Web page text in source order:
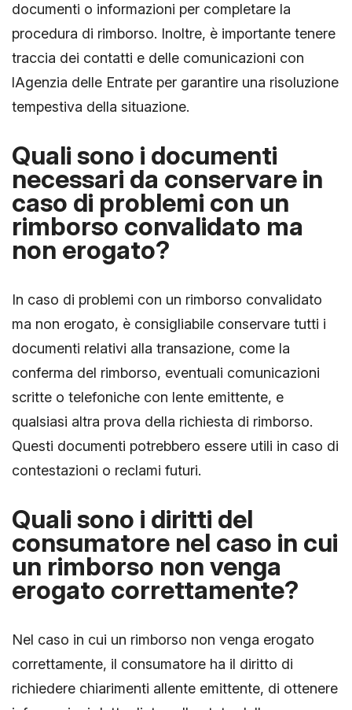
documenti o informazioni per completare la
procedura di rimborso. Inoltre, è importante tenere
traccia dei contatti e delle comunicazioni con
lAgenzia delle Entrate per garantire una risoluzione
tempestiva della situazione.
Quali sono i documenti
necessari da conservare in
caso di problemi con un
rimborso convalidato ma
non erogato?
In caso di problemi con un rimborso convalidato
ma non erogato, è consigliabile conservare tutti i
documenti relativi alla transazione, come la
conferma del rimborso, eventuali comunicazioni
scritte o telefoniche con lente emittente, e
qualsiasi altra prova della richiesta di rimborso.
Questi documenti potrebbero essere utili in caso di
contestazioni o reclami futuri.
Quali sono i diritti del
consumatore nel caso in cui
un rimborso non venga
erogato correttamente?
Nel caso in cui un rimborso non venga erogato
correttamente, il consumatore ha il diritto di
richiedere chiarimenti allente emittente, di ottenere